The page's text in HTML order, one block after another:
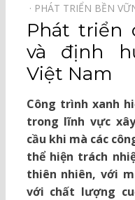
ONPHÁT TRIỂN BỀN
Phát triển
và định
Việt Nam
Công trình xanh
trong lĩnh vực
cầu khi mà các
thể hiện trách
thiên nhiên, với
với chất lượng